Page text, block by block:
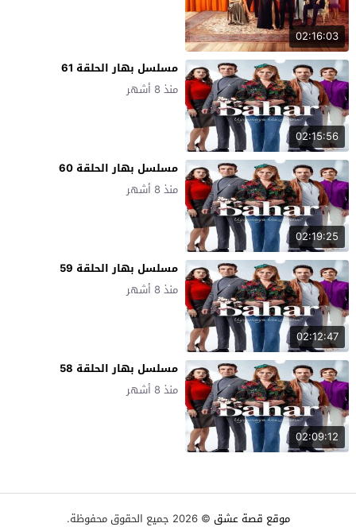
02:16:03
02:15:56
مسلسل بهار الحلقة 61
منذ 8 أشهر
02:19:25
مسلسل بهار الحلقة 60
منذ 8 أشهر
02:12:47
مسلسل بهار الحلقة 59
منذ 8 أشهر
02:09:12
مسلسل بهار الحلقة 58
منذ 8 أشهر
موقع قصة عشق © 2026 جميع الحقوق محفوظة.